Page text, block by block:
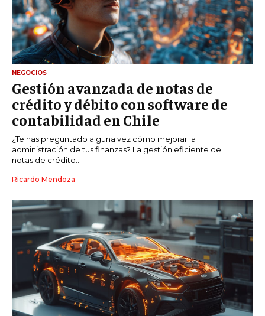
NEGOCIOS
Gestión avanzada de notas de
crédito y débito con software de
contabilidad en Chile
¿Te has preguntado alguna vez cómo mejorar la
administración de tus finanzas? La gestión eficiente de
notas de crédito...
Ricardo Mendoza